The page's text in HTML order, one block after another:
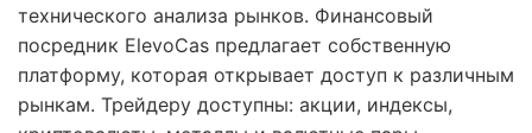
технического анализа рынков. Финансовый
посредник ElevoCas предлагает собственную
платформу, которая открывает доступ к различным
рынкам. Трейдеру доступны: акции, индексы,